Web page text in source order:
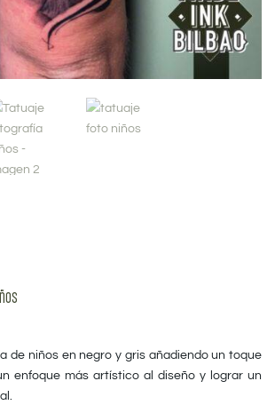
de niños en negro y gris añadiendo un toque
enfoque más artístico al diseño y lograr un